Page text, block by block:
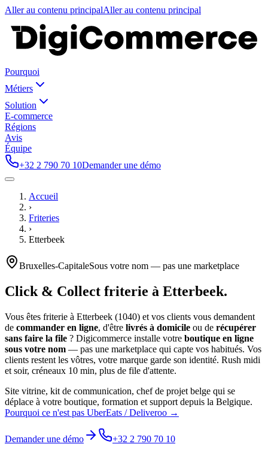
Aller au contenu principalAller au contenu principal
Pourquoi
Métiers
Solution
E-commerce
Régions
Avis
Équipe
+32 2 790 70 10Demander une démo
Accueil
›
Friteries
›
Etterbeek
Bruxelles-CapitaleSous votre nom — pas une marketplace
Click & Collect friterie à Etterbeek.
Vous êtes friterie à Etterbeek (1040) et vos clients vous demandent
de commander en ligne, d'être livrés à domicile ou de récupérer
sans faire la file ? Digicommerce installe votre boutique en ligne
sous votre nom — pas une marketplace qui capte vos habitués. Vos
clients restent les vôtres, votre marque garde son identité. Rush midi
et soir, créneaux 10 min, plus de file d'attente.
Site vitrine, kit de communication, chef de projet belge qui se
déplace à votre boutique, formation et support depuis la Belgique.
Pourquoi ce n'est pas UberEats / Deliveroo →
Demander une démo +32 2 790 70 10